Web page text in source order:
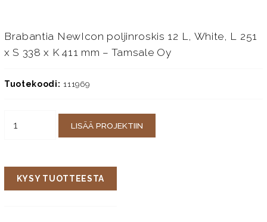
Brabantia NewIcon poljinroskis 12 L, White, L 251
x S 338 x K 411 mm – Tamsale Oy
Tuotekoodi: 111969
LISÄÄ PROJEKTIIN
KYSY TUOTTEESTA